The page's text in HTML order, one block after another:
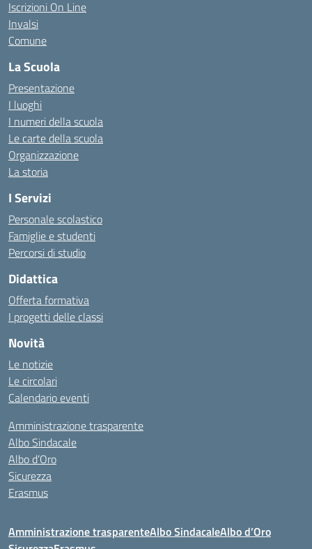
Iscrizioni On Line
Invalsi
Comune
La Scuola
Presentazione
I luoghi
I numeri della scuola
Le carte della scuola
Organizzazione
La storia
I Servizi
Personale scolastico
Famiglie e studenti
Percorsi di studio
Didattica
Offerta formativa
I progetti delle classi
Novità
Le notizie
Le circolari
Calendario eventi
Amministrazione trasparente
Albo Sindacale
Albo d’Oro
Sicurezza
Erasmus
Amministrazione trasparenteAlbo SindacaleAlbo d’Oro